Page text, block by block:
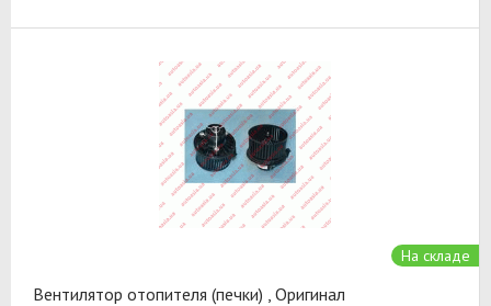
На складе
Вентилятор отопителя (печки) , Оригинал